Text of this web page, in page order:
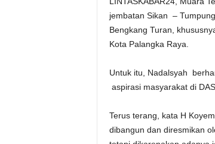
jembatan Sikan –
Bengkang Turan,
Kota Palangka Raya.
Untuk itu, Nadalsyah
aspirasi masyarakat di
Terus terang, kata H
dibangun dan diresmikan